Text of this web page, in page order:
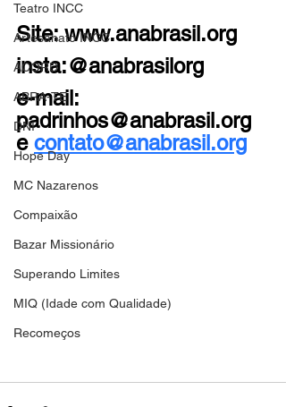
Teatro INCC
Artesanato INCC
ACORD
ABRA-TE
DNI
Hope Day
MC Nazarenos
Compaixão
Bazar Missionário
Superando Limites
MIQ (Idade com Qualidade)
Recomeços
Site: www.anabrasil.org
insta:@anabrasilorg
e-mail:
padrinhos@anabrasil.org
e contato@anabrasil.org